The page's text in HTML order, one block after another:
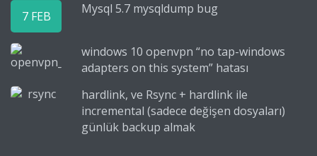
7 FEB Mysql 5.7 mysqldump bug
windows 10 openvpn “no tap-windows
adapters on this system” hatası
hardlink, ve Rsync + hardlink ile
incremental (sadece değişen dosyaları)
günlük backup almak